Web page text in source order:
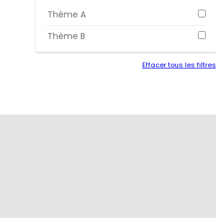
Thème A
Thème B
Effacer tous les filtres